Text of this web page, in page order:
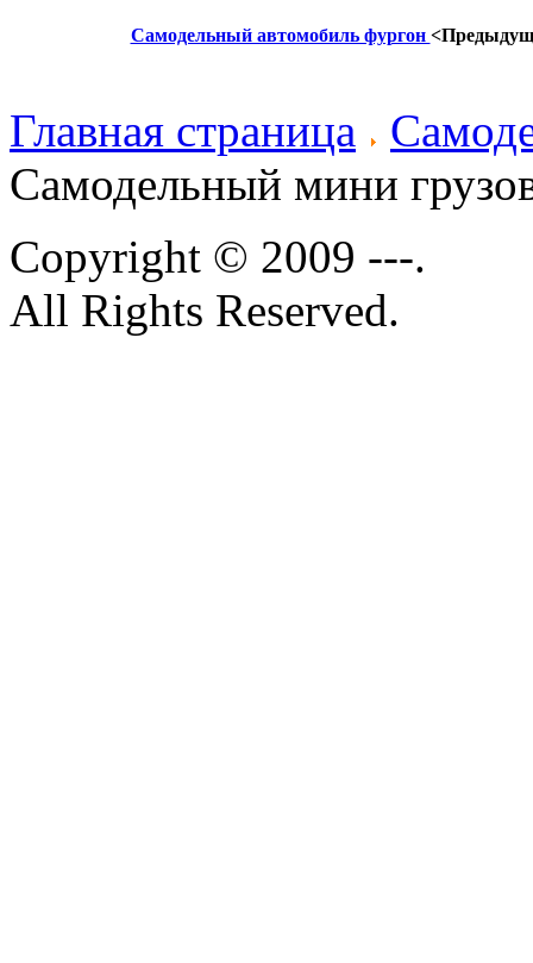
Самодельный автомобиль фургон
Главная страница
Самодельный мини
Copyright © 2009 ---.
All Rights Reserved.